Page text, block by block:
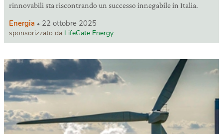
rinnovabili sta riscontrando un successo innegabile in Italia.
Energia 22 ottobre 2025
sponsorizzato da LifeGate Energy